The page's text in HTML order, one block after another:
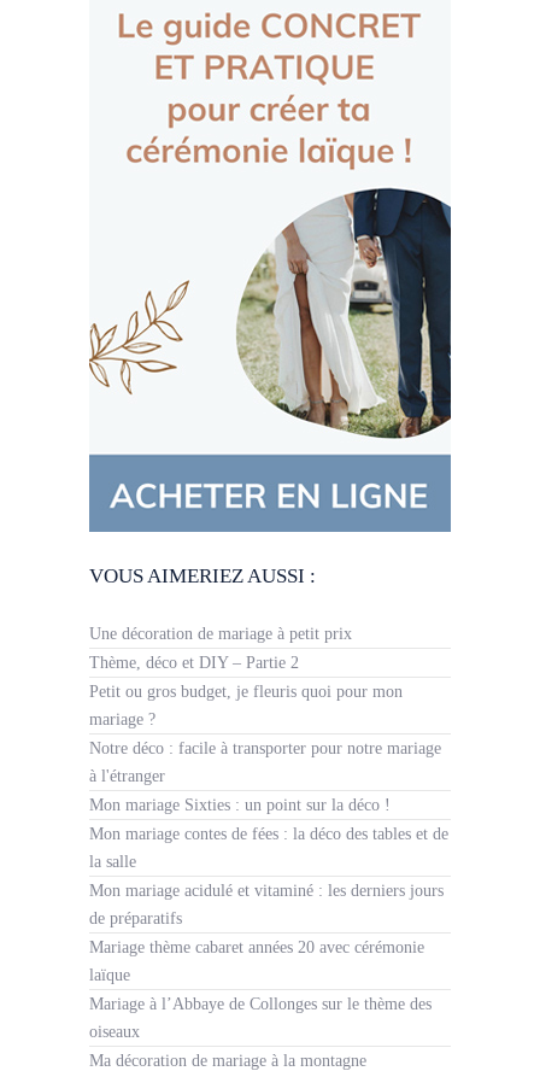
VOUS AIMERIEZ AUSSI :
Une décoration de mariage à petit prix
Thème, déco et DIY – Partie 2
Petit ou gros budget, je fleuris quoi pour mon
mariage ?
Notre déco : facile à transporter pour notre mariage
à l'étranger
Mon mariage Sixties : un point sur la déco !
Mon mariage contes de fées : la déco des tables et de
la salle
Mon mariage acidulé et vitaminé : les derniers jours
de préparatifs
Mariage thème cabaret années 20 avec cérémonie
laïque
Mariage à l’Abbaye de Collonges sur le thème des
oiseaux
Ma décoration de mariage à la montagne